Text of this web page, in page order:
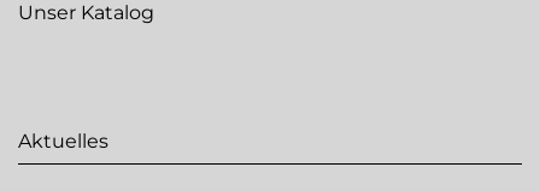
Unser Katalog
Aktuelles